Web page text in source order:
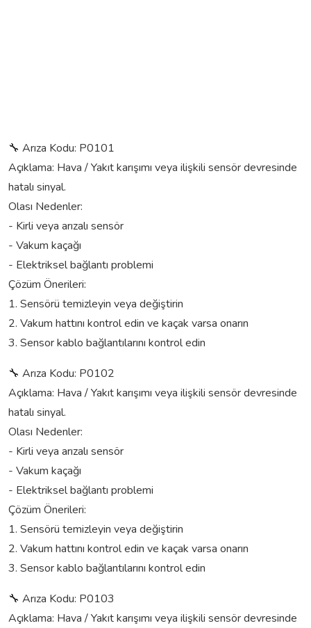
🔧 Arıza Kodu: P0101
Açıklama: Hava / Yakıt karışımı veya ilişkili sensör devresinde
hatalı sinyal.
Olası Nedenler:
- Kirli veya arızalı sensör
- Vakum kaçağı
- Elektriksel bağlantı problemi
Çözüm Önerileri:
1. Sensörü temizleyin veya değiştirin
2. Vakum hattını kontrol edin ve kaçak varsa onarın
3. Sensor kablo bağlantılarını kontrol edin
🔧 Arıza Kodu: P0102
Açıklama: Hava / Yakıt karışımı veya ilişkili sensör devresinde
hatalı sinyal.
Olası Nedenler:
- Kirli veya arızalı sensör
- Vakum kaçağı
- Elektriksel bağlantı problemi
Çözüm Önerileri:
1. Sensörü temizleyin veya değiştirin
2. Vakum hattını kontrol edin ve kaçak varsa onarın
3. Sensor kablo bağlantılarını kontrol edin
🔧 Arıza Kodu: P0103
Açıklama: Hava / Yakıt karışımı veya ilişkili sensör devresinde